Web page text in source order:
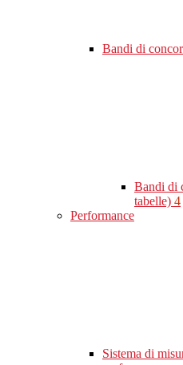
Bandi di
Bandi di
tabelle) 4
Performance
Sistema di